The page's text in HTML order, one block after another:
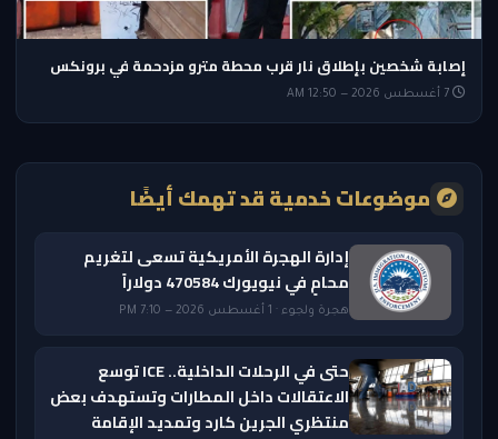
إصابة شخصين بإطلاق نار قرب محطة مترو مزدحمة في برونكس
موضوعات خدمية قد تهمك أيضًا
إدارة الهجرة الأمريكية تسعى لتغريم
محامٍ في نيويورك 470584 دولاراً
هجرة ولجوء · 1 أغسطس 2026 — 7:10 PM
حتى في الرحلات الداخلية.. ICE توسع
الاعتقالات داخل المطارات وتستهدف بعض
منتظري الجرين كارد وتمديد الإقامة